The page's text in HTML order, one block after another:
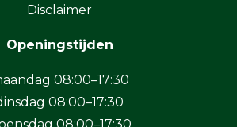
Disclaimer
Openingstijden
08:00–17:30
08:00–17:30
08:00–17:30